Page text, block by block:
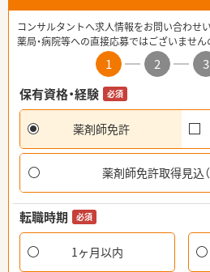
コンサルタントへ求人情報をお問い合わせ
薬局・病院等への直接応募ではございません
1 2 3
保有資格・経験
必須
薬剤師免許
薬剤師免許取得見込
転職時期 必須
1ヶ月以内